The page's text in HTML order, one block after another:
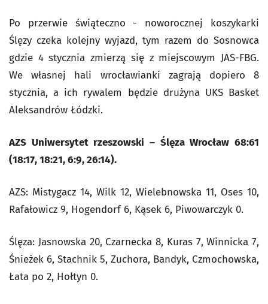
Po przerwie świąteczno - noworocznej koszykarki
Ślęzy czeka kolejny wyjazd, tym razem do Sosnowca
gdzie 4 stycznia zmierzą się z miejscowym JAS-FBG.
We własnej hali wrocławianki zagrają dopiero 8
stycznia, a ich rywalem będzie drużyna UKS Basket
Aleksandrów Łódzki.
AZS Uniwersytet rzeszowski – Ślęza Wrocław 68:61
(18:17, 18:21, 6:9, 26:14).
AZS: Mistygacz 14, Wilk 12, Wielebnowska 11, Oses 10,
Rafałowicz 9, Hogendorf 6, Kąsek 6, Piwowarczyk 0.
Ślęza: Jasnowska 20, Czarnecka 8, Kuras 7, Winnicka 7,
Śnieżek 6, Stachnik 5, Zuchora, Bandyk, Czmochowska,
Łata po 2, Hołtyn 0.